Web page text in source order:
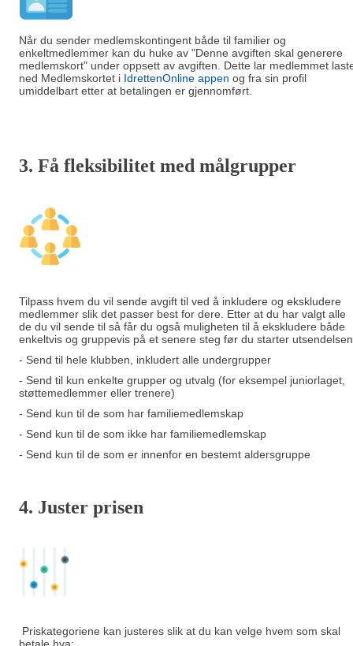
Når du sender medlemskontingent både til familier og
enkeltmedlemmer kan du huke av "Denne avgiften skal generere
medlemskort" under oppsett av avgiften. Dette lar medlemmet
ned Medlemskortet i IdrettenOnline appen og fra sin profil
umiddelbart etter at betalingen er gjennomført.
3. Få fleksibilitet med målgrupper
Tilpass hvem du vil sende avgift til ved å inkludere og ekskludere
medlemmer slik det passer best for dere. Etter at du har valgt alle
de du vil sende til så får du også muligheten til å ekskludere både
enkeltvis og gruppevis på et senere steg før du starter
- Send til hele klubben, inkludert alle undergrupper
- Send til kun enkelte grupper og utvalg (for eksempel juniorlaget,
støttemedlemmer eller trenere)
- Send kun til de som har familiemedlemskap
- Send kun til de som ikke har familiemedlemskap
- Send kun til de som er innenfor en bestemt aldersgruppe
4. Juster prisen
Priskategoriene kan justeres slik at du kan velge hvem som skal
betale hva: